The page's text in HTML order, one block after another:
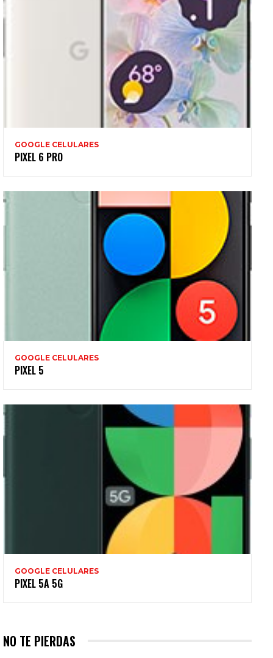
GOOGLE CELULARES
PIXEL 6 PRO
GOOGLE CELULARES
PIXEL 5
GOOGLE CELULARES
PIXEL 5A 5G
NO TE PIERDAS